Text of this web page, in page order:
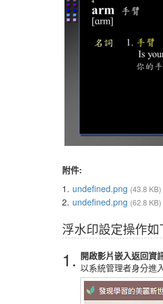
附件:
1. undefined.png (43.8 KB)
2. undefined.png (62.8 KB)
浮水印設定操作如
1. 開啟影片嵌入返回資
以系統管理者身分進